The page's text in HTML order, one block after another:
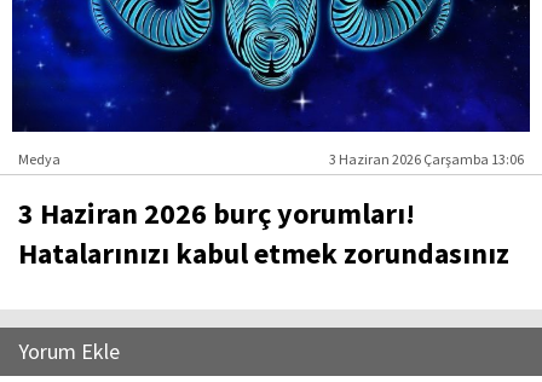
Medya 3 Haziran 2026 Çarşamba 13:06
3 Haziran 2026 burç yorumları!
Hatalarınızı kabul etmek zorundasınız
Yorum Ekle